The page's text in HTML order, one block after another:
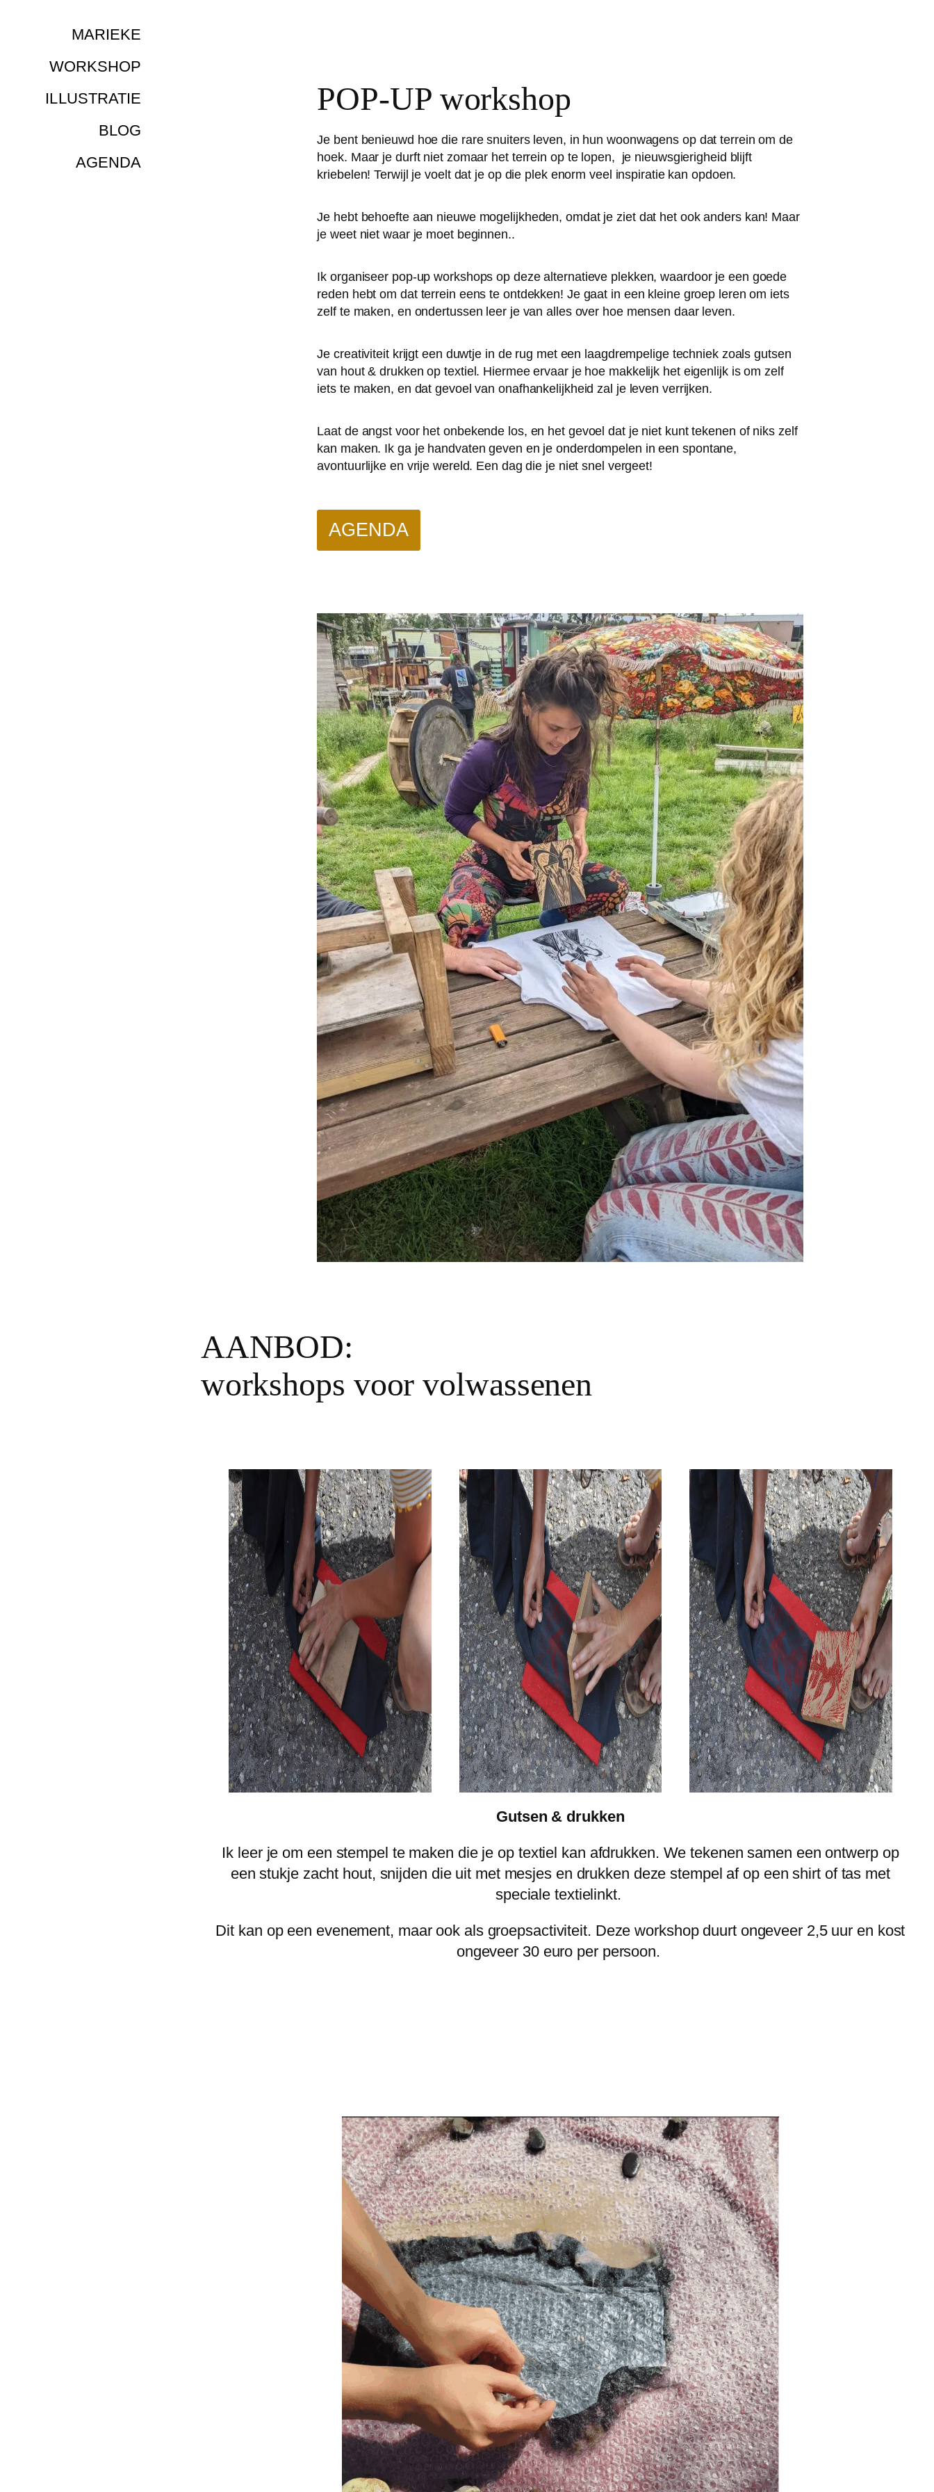
MARIEKE
WORKSHOP
ILLUSTRATIE
BLOG
AGENDA
POP-UP workshop
Je bent benieuwd hoe die rare snuiters leven, in hun woonwagens op dat terrein om de
hoek. Maar je durft niet zomaar het terrein op te lopen, je nieuwsgierigheid blijft
kriebelen! Terwijl je voelt dat je op die plek enorm veel inspiratie kan opdoen.
Je hebt behoefte aan nieuwe mogelijkheden, omdat je ziet dat het ook anders kan! Maar
je weet niet waar je moet beginnen..
Ik organiseer pop-up workshops op deze alternatieve plekken, waardoor je een goede
reden hebt om dat terrein eens te ontdekken! Je gaat in een kleine groep leren om iets
zelf te maken, en ondertussen leer je van alles over hoe mensen daar leven.
Je creativiteit krijgt een duwtje in de rug met een laagdrempelige techniek zoals gutsen
van hout & drukken op textiel. Hiermee ervaar je hoe makkelijk het eigenlijk is om zelf
iets te maken, en dat gevoel van onafhankelijkheid zal je leven verrijken.
Laat de angst voor het onbekende los, en het gevoel dat je niet kunt tekenen of niks zelf
kan maken. Ik ga je handvaten geven en je onderdompelen in een spontane,
avontuurlijke en vrije wereld. Een dag die je niet snel vergeet!
AGENDA
AANBOD:
workshops voor volwassenen
Gutsen & drukken
Ik leer je om een stempel te maken die je op textiel kan afdrukken. We tekenen samen een ontwerp op
een stukje zacht hout, snijden die uit met mesjes en drukken deze stempel af op een shirt of tas met
speciale textielinkt.
Dit kan op een evenement, maar ook als groepsactiviteit. Deze workshop duurt ongeveer 2,5 uur en kost
ongeveer 30 euro per persoon.